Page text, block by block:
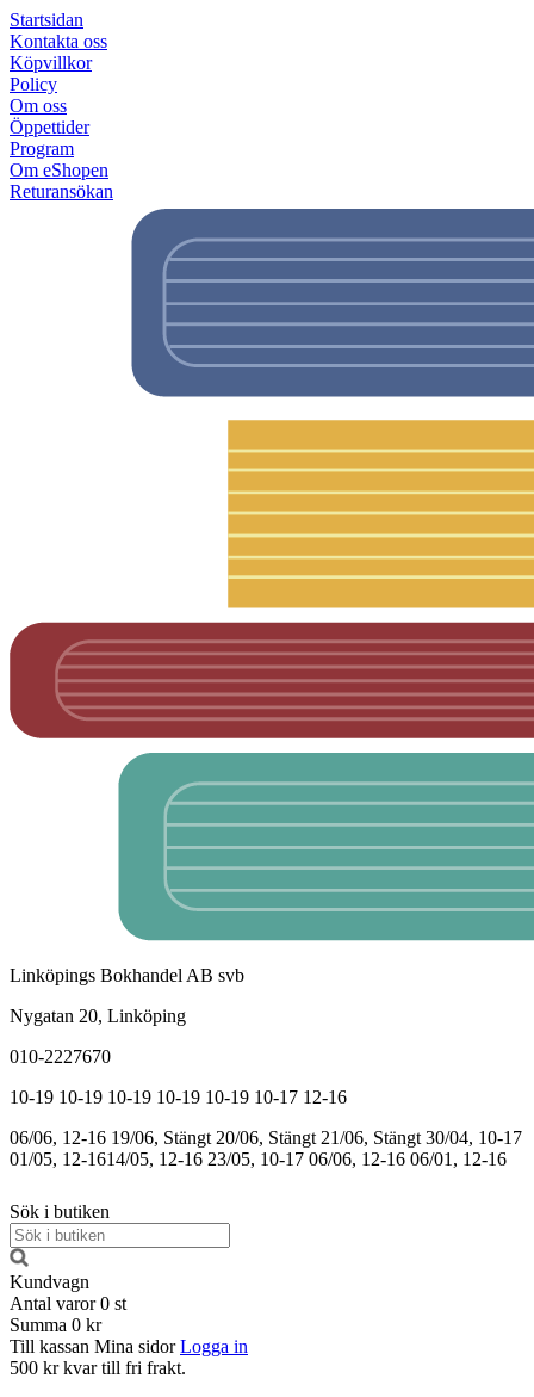
Startsidan
Kontakta oss
Köpvillkor
Policy
Om oss
Öppettider
Program
Om eShopen
Returansökan
Linköpings Bokhandel AB svb
Nygatan 20, Linköping
010-2227670
10-19 10-19 10-19 10-19 10-19 10-17 12-16
06/06, 12-16 19/06, Stängt 20/06, Stängt 21/06, Stängt 30/04, 10-17
01/05, 12-1614/05, 12-16 23/05, 10-17 06/06, 12-16 06/01, 12-16
Sök i butiken
Kundvagn
Antal varor 0 st
Summa 0 kr
Till kassan Mina sidor Logga in
500 kr kvar till fri frakt.